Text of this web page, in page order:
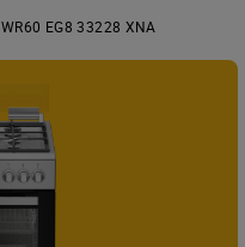
WR60 EG8 33228 XNA